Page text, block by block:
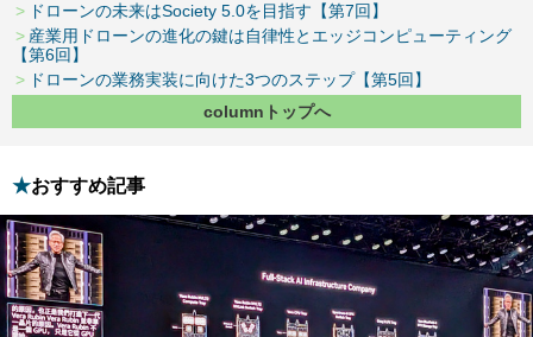
ドローンの未来はSociety 5.0を目指す【第7回】
産業用ドローンの進化の鍵は自律性とエッジコンピューティング
【第6回】
ドローンの業務実装に向けた3つのステップ【第5回】
columnトップへ
おすすめ記事